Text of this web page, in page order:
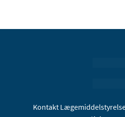
Kontakt